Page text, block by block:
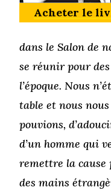
Acheter le
dans le Salon de
se réunir pour
l’époque. Nous
table et nous
pouvions,
d’un homme qui
remettre la cause
des mains